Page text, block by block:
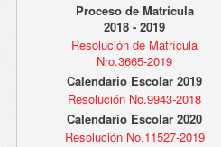
Proceso de Matrícula
2018 - 2019
Resolución de Matrícula
Nro.3665-2019
Calendario Escolar 2019
Resolución No.9943-2018
Calendario Escolar 2020
Resolución No.11527-2019